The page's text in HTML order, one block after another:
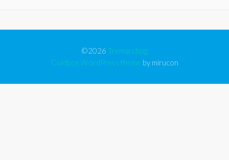
©2026 Tremarchog
Coldbox WordPress theme by mirucon